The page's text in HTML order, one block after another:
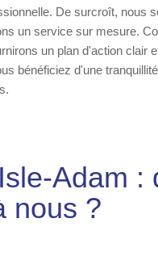
De surcroît, nous
un service sur mesure.
un plan d'action clair
bénéficiez d'une
Adam :
nous ?